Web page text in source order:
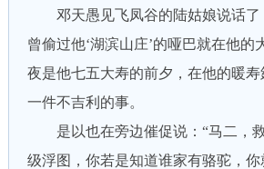
邓天愚见飞凤谷的陆姑娘说话了
曾偷过他‘湖滨山庄’的哑巴就在他的
夜是他七五大寿的前夕，在他的暖
一件不吉利的事。
是以也在旁边催促说：“马二，
级浮图，你若是知道谁家有骆驼，你